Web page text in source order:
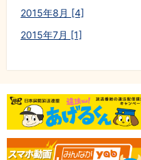
2015年8月 [4]
2015年7月 [1]